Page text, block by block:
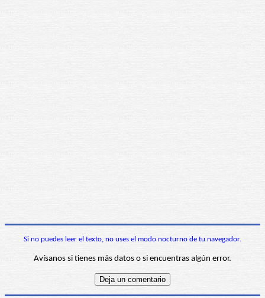
Si no puedes leer el texto, no uses el modo nocturno de tu navegador.
Avísanos si tienes más datos o si encuentras algún error.